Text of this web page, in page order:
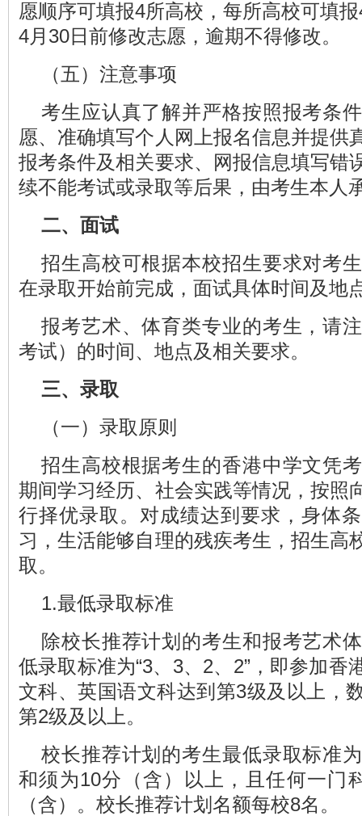
愿顺序可填报4所高校，每所高校可填
4月30日前修改志愿，逾期不得修改。
（五）注意事项
考生应认真了解并严格按照报考条
愿、准确填写个人网上报名信息并提供
报考条件及相关要求、网报信息填写错
续不能考试或录取等后果，由考生本人
二、面试
招生高校可根据本校招生要求对考
在录取开始前完成，面试具体时间及地
报考艺术、体育类专业的考生，请
考试）的时间、地点及相关要求。
三、录取
（一）录取原则
招生高校根据考生的香港中学文凭
期间学习经历、社会实践等情况，按照
行择优录取。对成绩达到要求，身体
习，生活能够自理的残疾考生，招生高
取。
1.最低录取标准
除校长推荐计划的考生和报考艺术
低录取标准为“3、3、2、2”，即参加香
文科、英国语文科达到第3级及以上，
第2级及以上。
校长推荐计划的考生最低录取标准
和须为10分（含）以上，且任何一门
（含）。校长推荐计划名额每校8名。